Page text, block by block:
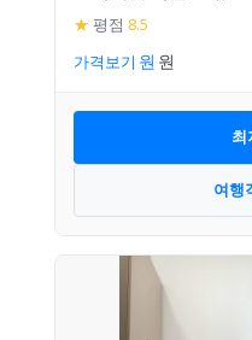
★ 평점 8.5
가격보기
최
여행